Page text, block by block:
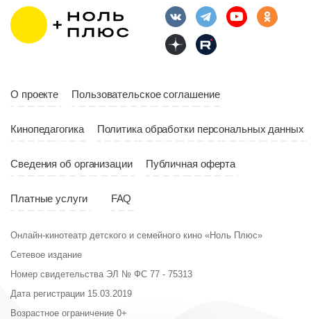
О проекте Пользовательское соглашение
Кинопедагогика Политика обработки персональных данных
Сведения об организации Публичная оферта
Платные услуги FAQ
Онлайн-кинотеатр детского и семейного кино «Ноль Плюс»
Сетевое издание
Номер свидетельства ЭЛ № ФС 77 - 75313
Дата регистрации 15.03.2019
Возрастное ограничение 0+